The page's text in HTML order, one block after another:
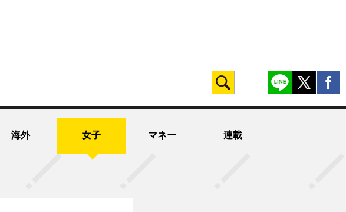
海外 女子 マネー 連載